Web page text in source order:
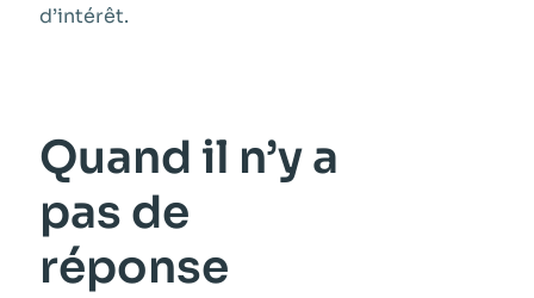
d’intérêt.
Quand il n’y a
pas de
réponse